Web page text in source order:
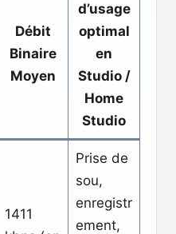
Débit
Binaire
Moyen
d’usage
optimal
en
Studio /
Home
Studio
1411
Prise de
sou,
enregistr
ement,